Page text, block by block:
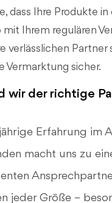
dass Ihre Produkte in
Ihrem regulären
verlässlichen Partner
Vermarktung sicher.
wir der richtige
Erfahrung im
macht uns zu
jeder Größe –